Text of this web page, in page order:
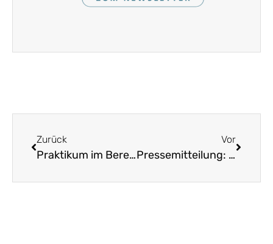
Zurück
Praktikum im Bereich Volksmusik beim Landesverein
Vor
Pressemitteilung: Referentensuche für Volksmusikkurse leicht gemacht: Neue digitale Plattform bietet bayernweites Netzwerk für Volksmusik